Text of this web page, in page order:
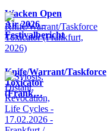
Wacken Open
Air 2026 -
Festivalbericht
Knife/Warrant/Taskforce
Toxicator
(Frank…